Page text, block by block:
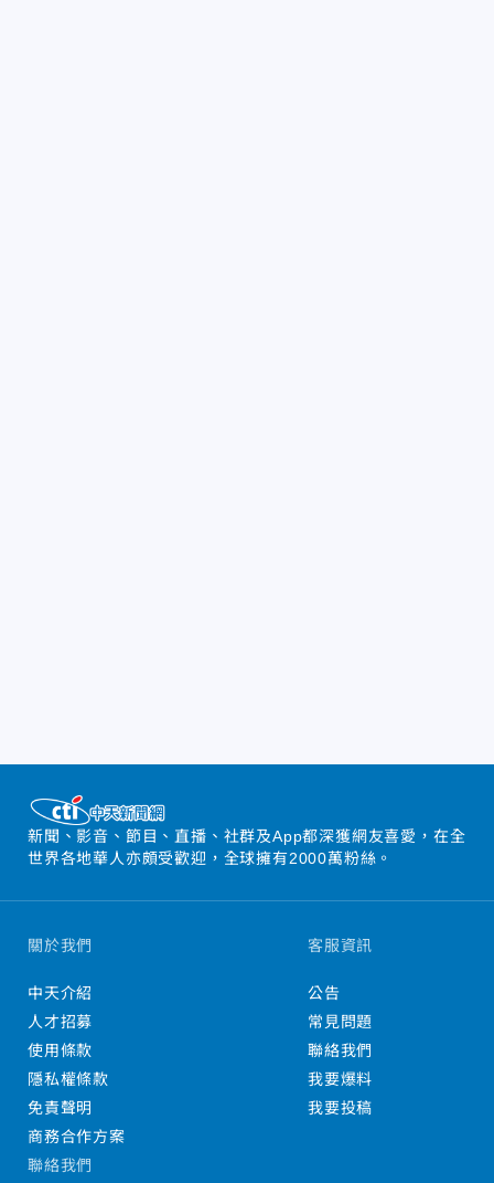
新聞、影音、節目、直播、社群及App都深獲網友喜愛，在全
世界各地華人亦頗受歡迎，全球擁有2000萬粉絲。
關於我們
中天介紹
人才招募
使用條款
隱私權條款
免責聲明
商務合作方案
客服資訊
公告
常見問題
聯絡我們
我要爆料
我要投稿
聯絡我們